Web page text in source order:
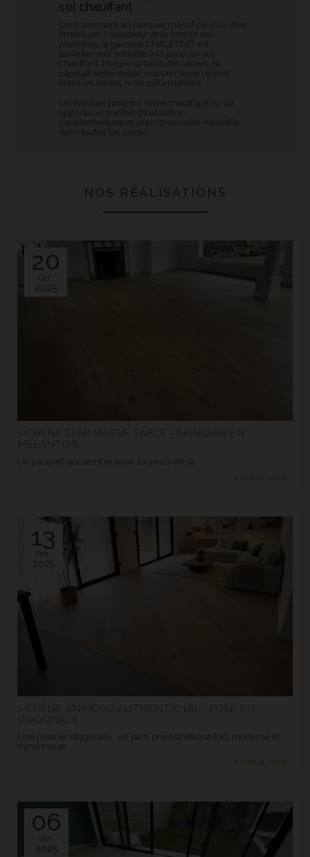
sol chauffant
Contrairement au parquet massif où vous êtes
limités par l'épaisseur et le format des
planches, la gamme CHALETINO est
parfaitement adaptée à la pose sur sol
chauffant. Malgré la taille des lames, ce
parquet reste stable. Aucun risque de jour
entre les lames ni de déformations.
Un parquet posé sur votre chauffage au sol
apporte un confort d'habitation
supplémentaire et une convivialité naturelle
dans toutes les pièces.
NOS RÉALISATIONS
20
Oct.
2025
Un parquet qui semble avoir toujours été là
> Lire la suite...
13
Oct.
2025
Une pose en diagonale : un parti pris esthétique fort, moderne et
dynamique.
> Lire la suite...
06
Oct.
2025